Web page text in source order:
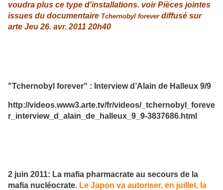
voudra plus ce type d'installations. voir Pièces jointes
issues du documentaire Tchernobyl forever diffusé sur
arte Jeu 26. avr. 2011 20h40
"Tchernobyl forever" : Interview d’Alain de Halleux 9/9
http://videos.www3.arte.tv/fr/videos/_tchernobyl_foreve
r_interview_d_alain_de_halleux_9_9-3837686.html
2 juin 2011: La mafia pharmacrate au secours de la
mafia nucléocrate. Le Japon va autoriser, en juillet, la